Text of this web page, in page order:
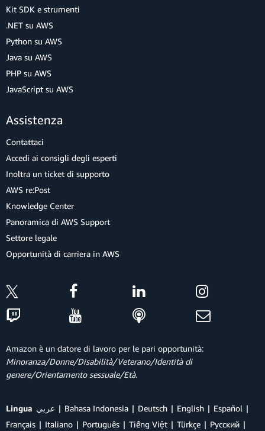
Kit SDK e strumenti
.NET su AWS
Python su AWS
Java su AWS
PHP su AWS
JavaScript su AWS
Assistenza
Contattaci
Accedi ai consigli degli esperti
Inoltra un ticket di supporto
AWS re:Post
Knowledge Center
Panoramica di AWS Support
Settore legale
Opportunità di carriera in AWS
Amazon è un datore di lavoro per le pari opportunità:
Minoranza/Donne/Disabilità/Veterano/Identità di
genere/Orientamento sessuale/Età.
Lingua عربي Bahasa Indonesia Deutsch English
Español
Français
Italiano Português Tiếng Việt Türkçe Ρусский